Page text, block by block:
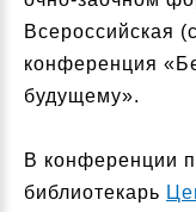
Всероссийская
конференция
будущему».
В конференции
библиотекарь